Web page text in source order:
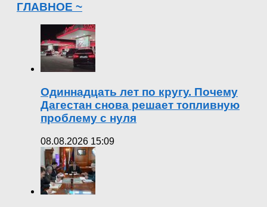
ГЛАВНОЕ ~
Одиннадцать лет по кругу. Почему
Дагестан снова решает топливную
проблему с нуля
08.08.2026 15:09